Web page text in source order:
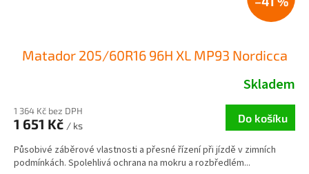
Matador 205/60R16 96H XL MP93 Nordicca
Skladem
1 364 Kč bez DPH
1 651 Kč / ks
Do košíku
Působivé záběrové vlastnosti a přesné řízení při jízdě v zimních
podmínkách. Spolehlivá ochrana na mokru a rozbředlém...